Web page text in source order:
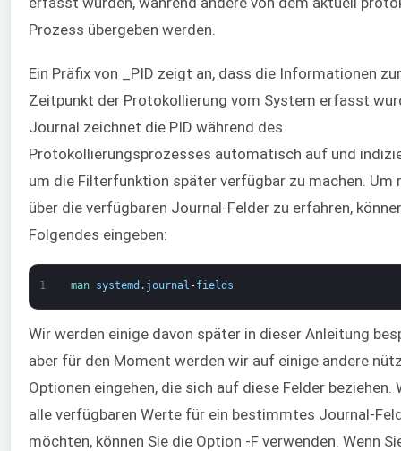
Prozess übergeben werden.
Ein Präfix von _PID zeigt an, dass die Informationen
Zeitpunkt der Protokollierung vom System erfasst
Journal zeichnet die PID während des
Protokollierungsprozesses automatisch auf und
um die Filterfunktion später verfügbar zu machen. Um
über die verfügbaren Journal-Felder zu erfahren,
Folgendes eingeben:
1 man systemd . journal -fields
Wir werden einige davon später in dieser Anleitung
aber für den Moment werden wir auf einige andere
Optionen eingehen, die sich auf diese Felder beziehen.
alle verfügbaren Werte für ein bestimmtes Journal-
möchten, können Sie die Option -F verwenden. Wenn